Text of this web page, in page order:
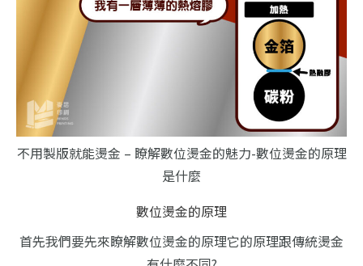
不用製版就能燙金 – 瞭解數位燙金的魅力-數位燙金的原理
是什麼
數位燙金的原理
首先我們要先來瞭解數位燙金的原理它的原理跟傳統燙金